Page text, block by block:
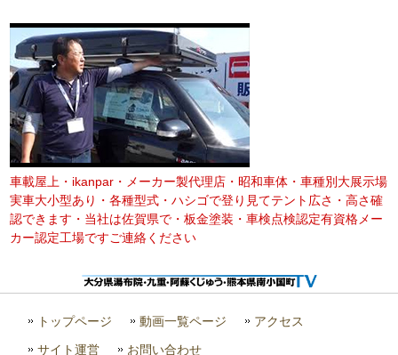
車載屋上・ikanpar・メーカー製代理店・昭和車体・車種別大展示場
実車大小型あり・各種型式・ハシゴで登り見てテント広さ・高さ確
認できます・当社は佐賀県で・板金塗装・車検点検認定有資格メー
カー認定工場ですご連絡ください
トップページ 動画一覧ページ アクセス
サイト運営 お問い合わせ